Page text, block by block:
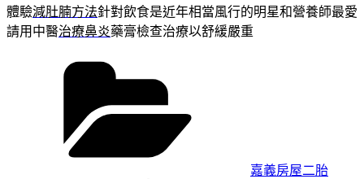
體驗減肚腩方法針對飲食是近年相當風行的明星和營養師最愛
請用中醫治療鼻炎藥膏檢查治療以舒緩嚴重
嘉義房屋二胎